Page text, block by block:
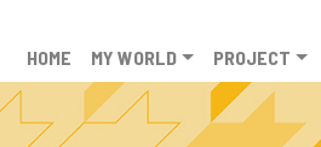
HOME MY WORLD PROJECT